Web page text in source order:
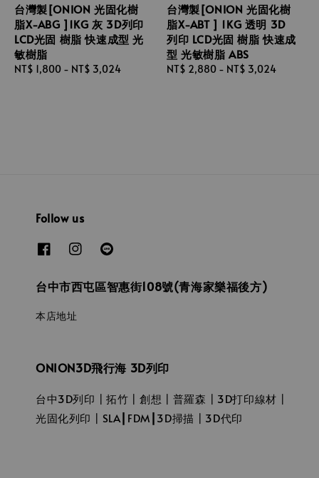
台灣製[ONION 光固化樹
脂X-ABG ]1KG 灰 3D列印
LCD光固 樹脂 快速成型 光
敏樹脂
Regular
NT$ 1,800 - NT$ 3,024
台灣製[ONION 光固化樹
脂X-ABT ] 1KG 透明 3D
列印 LCD光固 樹脂 快速成
型 光敏樹脂 ABS
Regular
NT$ 2,880 - NT$ 3,024
Follow us
台中市西屯區智惠街108號(青海家樂福後方)
本店地址
ONION3D飛行海 3D列印
台中3D列印┃拓竹┃創想┃普羅森┃3D打印線材┃
光固化列印┃SLA┃FDM┃3D掃描┃3D代印